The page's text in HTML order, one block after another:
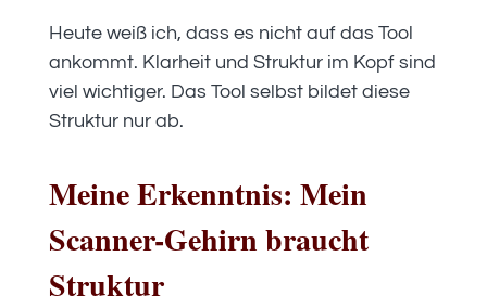
Heute weiß ich, dass es nicht auf das Tool
ankommt. Klarheit und Struktur im Kopf sind
viel wichtiger. Das Tool selbst bildet diese
Struktur nur ab.
Meine Erkenntnis: Mein
Scanner-Gehirn braucht
Struktur